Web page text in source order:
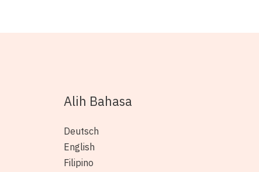
Alih Bahasa
Deutsch
English
Filipino